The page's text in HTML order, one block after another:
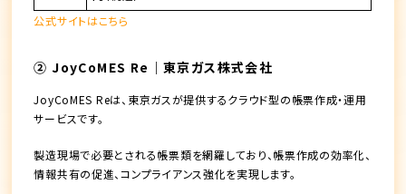
公式サイトはこちら
② JoyCoMES Re｜東京ガス株式会社
JoyCoMES Reは、東京ガスが提供するクラウド型の帳票作成・運用
サービスです。
製造現場で必要とされる帳票類を網羅しており、帳票作成の効率化、
情報共有の促進、コンプライアンス強化を実現します。